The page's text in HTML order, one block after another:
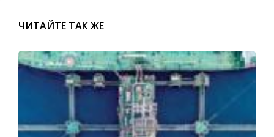
ЧИТАЙТЕ ТАК ЖЕ